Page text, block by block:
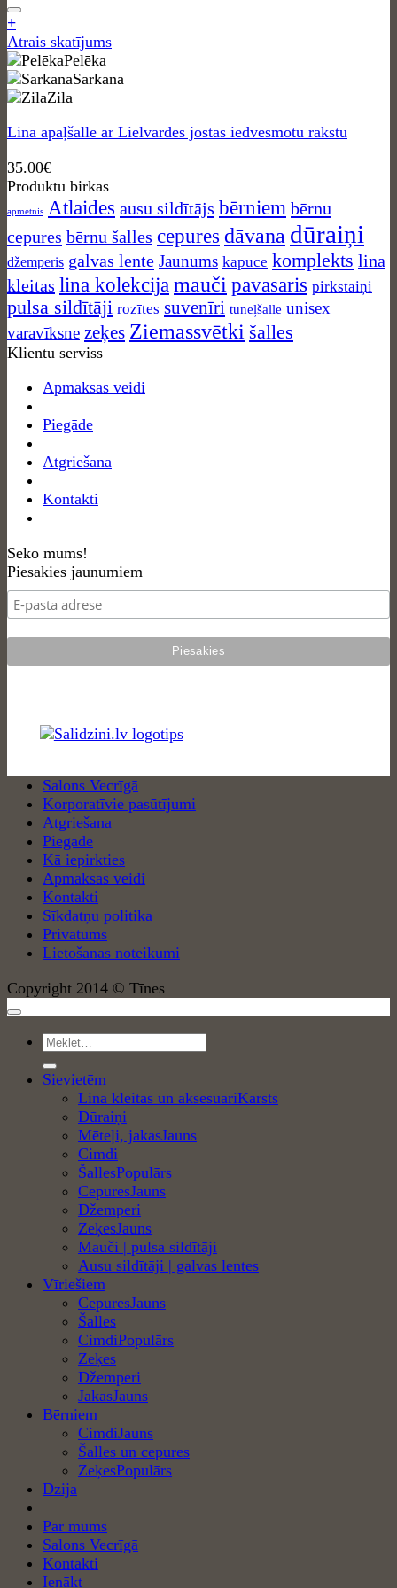
on
the
product
page
+
This
product
has
multiple
The
may
be
chosen
the
product
page
Ātrais skatījums
Pelēka
Sarkana
Zila
Lina apaļšalle ar Lielvārdes jostas iedvesmotu rakstu
35.00€
Produktu birkas
apmetnis Atlaides ausu sildītājs bērniem bērnu
cepures bērnu šalles cepures dāvana dūraiņi
džemperis galvas lente Jaunums kapuce komplekts lina
kleitas lina kolekcija mauči pavasaris pirkstaiņi
pulsa sildītāji rozītes suvenīri tuneļšalle unisex
varavīksne zeķes Ziemassvētki šalles
Klientu serviss
Apmaksas veidi
Piegāde
Atgriešana
Kontakti
Seko mums!
Piesakies jaunumiem
Salons Vecrīgā
Korporatīvie pasūtījumi
Atgriešana
Piegāde
Kā iepirkties
Apmaksas veidi
Kontakti
Sīkdatņu politika
Privātums
Lietošanas noteikumi
Copyright 2014 © Tīnes
Meklēt:
Sievietēm
Lina kleitas un aksesuāri
Dūraiņi
Mēteļi, jakas
Cimdi
Šalles
Cepures
Džemperi
Zeķes
Mauči | pulsa sildītāji
Ausu sildītāji | galvas lentes
Vīriešiem
Cepures
Šalles
Cimdi
Zeķes
Džemperi
Jakas
Bērniem
Cimdi
Šalles un cepures
Zeķes
Dzija
Par mums
Salons Vecrīgā
Kontakti
Ienākt